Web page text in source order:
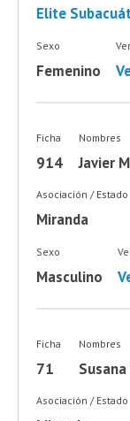
Elite
Sexo
Femenino
Ficha
914
Nombres
Javier
Asociación / Estado
Miranda
Sexo
Masculino
Ficha
71
Nombres
Asociación / Estado